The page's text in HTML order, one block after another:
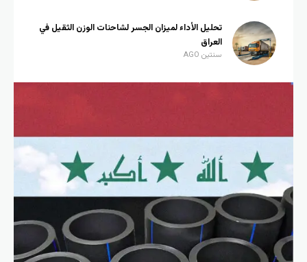
تحليل الأداء لميزان الجسر لشاحنات الوزن الثقيل في
العراق
سنتين AGO